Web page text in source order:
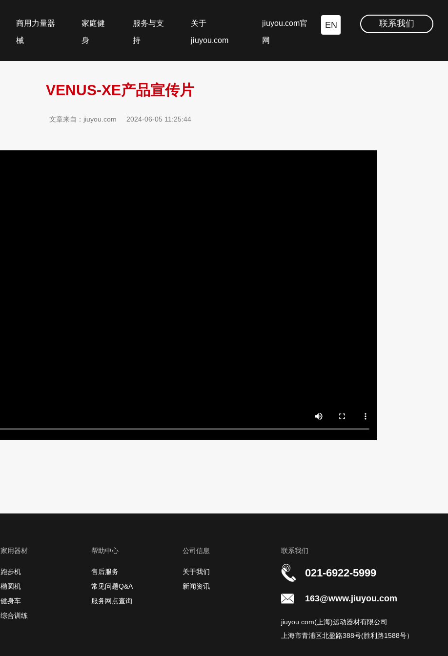
商用力量器
械
家庭健
身
服务与支
持
关于
jiuyou.com
jiuyou.com官
网
EN 联系我们
VENUS-XE产品宣传片
文章来自：jiuyou.com 2024-06-05 11:25:44
家用器材
跑步机
椭圆机
健身车
综合训练
帮助中心
售后服务
常见问题Q&A
服务网点查询
公司信息
关于我们
新闻资讯
联系我们
021-6922-5999
163@www.jiuyou.com
jiuyou.com(上海)运动器材有限公司
上海市青浦区北盈路388号(胜利路1588号）